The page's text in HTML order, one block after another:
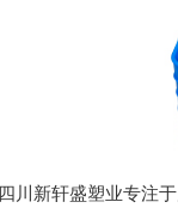
四川新轩盛塑业专注于